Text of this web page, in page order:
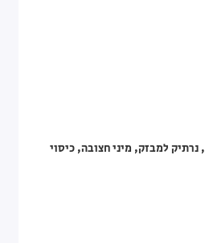
Canon Speedlite EL-10, נרתיק למבזק, מיני חצובה, כיסוי